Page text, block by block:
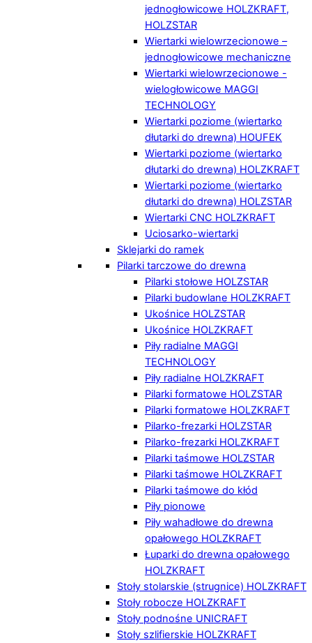
jednogłowicowe HOLZKRAFT,
HOLZSTAR
Wiertarki wielowrzecionowe –
jednogłowicowe mechaniczne
Wiertarki wielowrzecionowe -
wielogłowicowe MAGGI
TECHNOLOGY
Wiertarki poziome (wiertarko
dłutarki do drewna) HOUFEK
Wiertarki poziome (wiertarko
dłutarki do drewna) HOLZKRAFT
Wiertarki poziome (wiertarko
dłutarki do drewna) HOLZSTAR
Wiertarki CNC HOLZKRAFT
Uciosarko-wiertarki
Sklejarki do ramek
Pilarki tarczowe do drewna
Pilarki stołowe HOLZSTAR
Pilarki budowlane HOLZKRAFT
Ukośnice HOLZSTAR
Ukośnice HOLZKRAFT
Piły radialne MAGGI
TECHNOLOGY
Piły radialne HOLZKRAFT
Pilarki formatowe HOLZSTAR
Pilarki formatowe HOLZKRAFT
Pilarko-frezarki HOLZSTAR
Pilarko-frezarki HOLZKRAFT
Pilarki taśmowe HOLZSTAR
Pilarki taśmowe HOLZKRAFT
Pilarki taśmowe do kłód
Piły pionowe
Piły wahadłowe do drewna
opałowego HOLZKRAFT
Łuparki do drewna opałowego
HOLZKRAFT
Stoły stolarskie (strugnice) HOLZKRAFT
Stoły robocze HOLZKRAFT
Stoły podnośne UNICRAFT
Stoły szlifierskie HOLZKRAFT